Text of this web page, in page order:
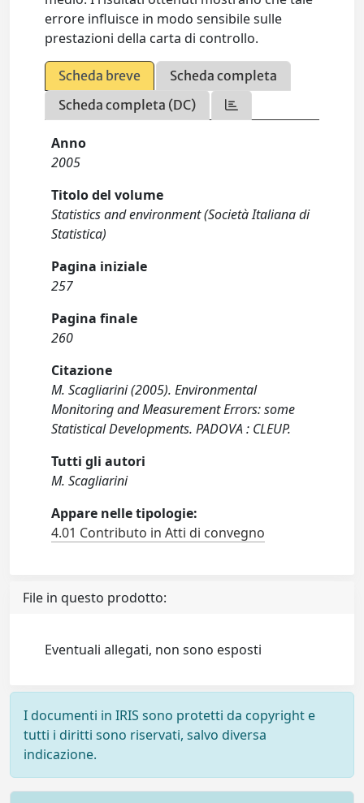
errore influisce in modo sensibile sulle
prestazioni della carta di controllo.
Scheda breve
Scheda completa
Scheda completa (DC)
Anno
2005
Titolo del volume
Statistics and environment (Società Italiana di
Statistica)
Pagina iniziale
257
Pagina finale
260
Citazione
M. Scagliarini (2005). Environmental
Monitoring and Measurement Errors: some
Statistical Developments. PADOVA : CLEUP.
Tutti gli autori
M. Scagliarini
Appare nelle tipologie:
4.01 Contributo in Atti di convegno
File in questo prodotto:
Eventuali allegati, non sono esposti
I documenti in IRIS sono protetti da copyright e
tutti i diritti sono riservati, salvo diversa
indicazione.